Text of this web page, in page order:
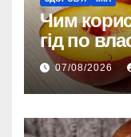
Чим
гід по
впливі на
07/08/2026